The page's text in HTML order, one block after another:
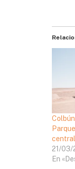
21/03/
En